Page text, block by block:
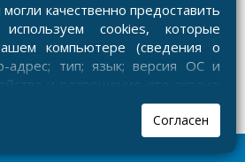
качественно предоставить
cookies, которые
компьютере (сведения о
адрес; тип; язык; версия ОС и
и разрешение его экрана;
на сайт пользователь;
и на какие кнопки
эта же информация
статистических данных
Согласен